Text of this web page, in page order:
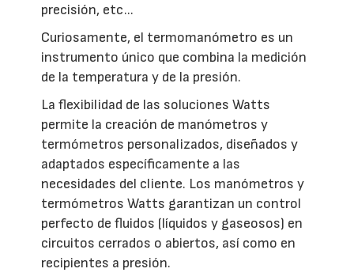
precisión, etc...
Curiosamente, el termomanómetro es un
instrumento único que combina la medición
de la temperatura y de la presión.
La flexibilidad de las soluciones Watts
permite la creación de manómetros y
termómetros personalizados, diseñados y
adaptados específicamente a las
necesidades del cliente. Los manómetros y
termómetros Watts garantizan un control
perfecto de fluidos (líquidos y gaseosos) en
circuitos cerrados o abiertos, así como en
recipientes a presión.